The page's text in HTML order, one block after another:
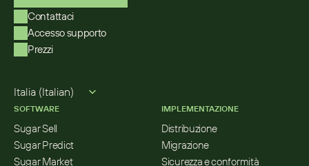
Contattaci
Accesso supporto
Prezzi
Italia (Italian)
SOFTWARE
Sugar Sell
Sugar Predict
Sugar Market
IMPLEMENTAZIONE
Distribuzione
Migrazione
Sicurezza e conformità